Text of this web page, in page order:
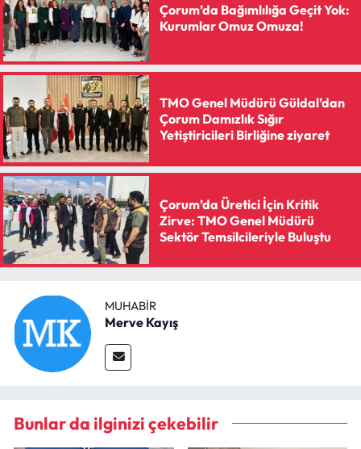
Çorum’da Bağımlılığa Geçit Yok:
Kurumlar Omuz Omuza!
TMO Genel Müdürü Güldal’dan
Çorum Damızlık Sığır
Yetiştiricileri Birliğine ziyaret
Çorum’da Üretici İçin Kritik
Zirve: TMO Genel Müdürü
Sektör Temsilcileriyle Buluştu
MUHABIR
Merve Kayış
Bunlar da ilginizi çekebilir